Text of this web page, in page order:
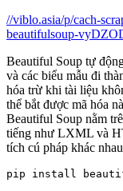
//viblo.asia/p/cach-
beautifulsoup-
Beautiful Soup tự
và các biểu mẫu đi
hóa trừ khi tài liệu
thể bắt được mã hóa
Beautiful Soup nằm
tiếng như LXML và
tích cú pháp khác
pip install